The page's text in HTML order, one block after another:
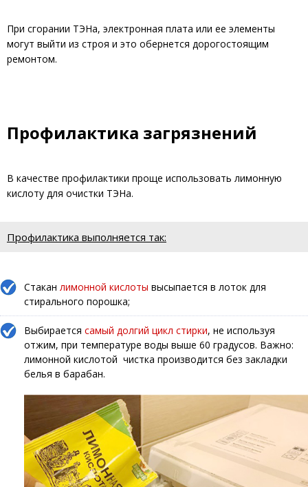
При сгорании ТЭНа, электронная плата или ее элементы
могут выйти из строя и это обернется дорогостоящим
ремонтом.
Профилактика загрязнений
В качестве профилактики проще использовать лимонную
кислоту для очистки ТЭНа.
Профилактика выполняется так:
Стакан лимонной кислоты высыпается в лоток для
стирального порошка;
Выбирается самый долгий цикл стирки, не используя
отжим, при температуре воды выше 60 градусов. Важно:
лимонной кислотой чистка производится без закладки
белья в барабан.